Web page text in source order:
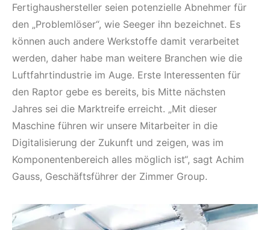
Fertighaushersteller seien potenzielle Abnehmer für
den „Problemlöser“, wie Seeger ihn bezeichnet. Es
können auch andere Werkstoffe damit verarbeitet
werden, daher habe man weitere Branchen wie die
Luftfahrtindustrie im Auge. Erste Interessenten für
den Raptor gebe es bereits, bis Mitte nächsten
Jahres sei die Marktreife erreicht. „Mit dieser
Maschine führen wir unsere Mitarbeiter in die
Digitalisierung der Zukunft und zeigen, was im
Komponentenbereich alles möglich ist“, sagt Achim
Gauss, Geschäftsführer der Zimmer Group.